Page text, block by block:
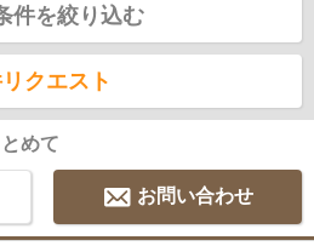
件を絞り込む
クエスト
めて
お問い合わせ